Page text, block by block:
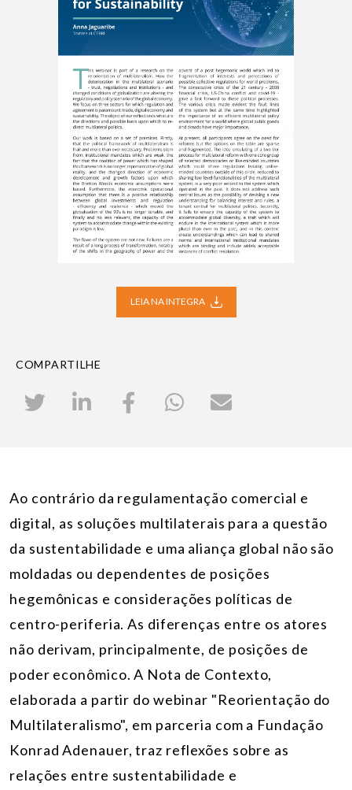
LEIA NA INTEGRA
COMPARTILHE
Ao contrário da regulamentação comercial e
digital, as soluções multilaterais para a questão
da sustentabilidade e uma aliança global não são
moldadas ou dependentes de posições
hegemônicas e considerações políticas de
centro-periferia. As diferenças entre os atores
não derivam, principalmente, de posições de
poder econômico. A Nota de Contexto,
elaborada a partir do webinar "Reorientação do
Multilateralismo", em parceria com a Fundação
Konrad Adenauer, traz reflexões sobre as
relações entre sustentabilidade e